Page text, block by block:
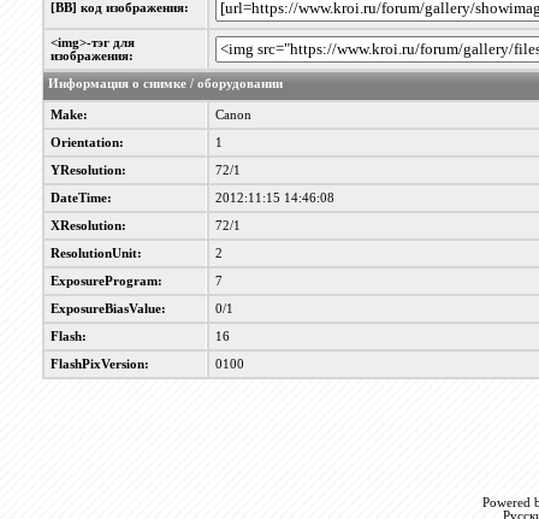
[BB] код изображения:
<img>-тэг для
изображения:
Информация о снимке / оборудовании
Make: Canon
Orientation: 1
YResolution: 72/1
DateTime: 2012:11:15 14:46:08
XResolution: 72/1
ResolutionUnit: 2
ExposureProgram: 7
ExposureBiasValue: 0/1
Flash: 16
FlashPixVersion: 0100
Powered